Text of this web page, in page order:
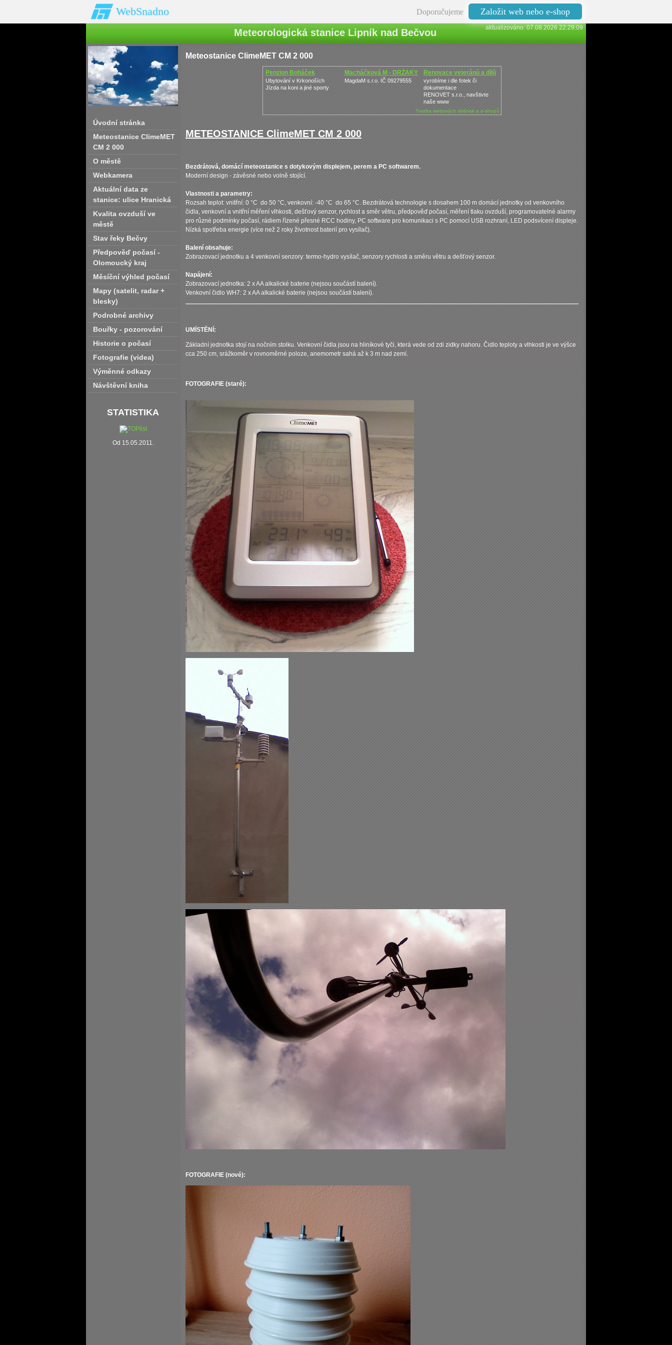
WebSnadno Doporučujeme Založit web nebo e-shop
aktualizováno: 07.08.2026 22:29:09
Meteorologická stanice Lipník nad Bečvou
Úvodní stránka
Meteostanice ClimeMET
CM 2 000
O městě
Webkamera
Aktuální data ze
stanice: ulice Hranická
Kvalita ovzduší ve
městě
Stav řeky Bečvy
Předpověď počasí -
Olomoucký kraj
Měsíční výhled počasí
Mapy (satelit‚ radar +
blesky)
Podrobné archivy
Bouřky - pozorování
Historie o počasí
Fotografie (videa)
Výměnné odkazy
Návštěvní kniha
STATISTIKA
Od 15.05.2011.
Meteostanice ClimeMET CM 2 000
Penzion Boháček
Ubytování v Krkonoších
Jízda na koni a jiné sporty
Macháčková M - DRŽÁKY
MagdaM s.r.o. IČ 09279555
Renovace veteránů a dílů
vyrobíme i dle fotek či
dokumentace
RENOVET s.r.o., navštivte
naše www
Tvorba webových stránek a e-shopů
METEOSTANICE ClimeMET CM 2 000
Bezdrátová, domácí meteostanice s dotykovým displejem, perem a PC softwarem.
Moderní design - závěsné nebo volně stojící.
Vlastnosti a parametry:
Rozsah teplot: vnitřní: 0 °C do 50 °C, venkovní: -40 °C do 65 °C. Bezdrátová technologie s dosahem 100 m domácí jednotky od venkovního
čidla, venkovní a vnitřní měření vlhkosti, dešťový senzor, rychlost a směr větru, předpověď počasí, měření tlaku ovzduší, programovatelné alarmy
pro různé podmínky počasí, rádiem řízené přesné RCC hodiny, PC software pro komunikaci s PC pomocí USB rozhraní, LED podsvícení displeje.
Nízká spotřeba energie (více než 2 roky životnost baterií pro vysílač).
Balení obsahuje:
Zobrazovací jednotku a 4 venkovní senzory: termo-hydro vysílač, senzory rychlosti a směru větru a dešťový senzor.
Napájení:
Zobrazovací jednotka: 2 x AA alkalické baterie (nejsou součástí balení).
Venkovní čidlo WH7: 2 x AA alkalické baterie (nejsou součástí balení).
U MÍSTĚNÍ:
Základní jednotka stojí na nočním stolku. Venkovní čidla jsou na hliníkové tyči, která vede od zdi zidky nahoru. Čidlo teploty a vlhkosti je ve výšce
cca 250 cm, srážkoměr v rovnoměrné poloze, anemometr sahá až k 3 m nad zemí.
FOTOGRAFIE (staré):
FOTOGRAFIE (nové):